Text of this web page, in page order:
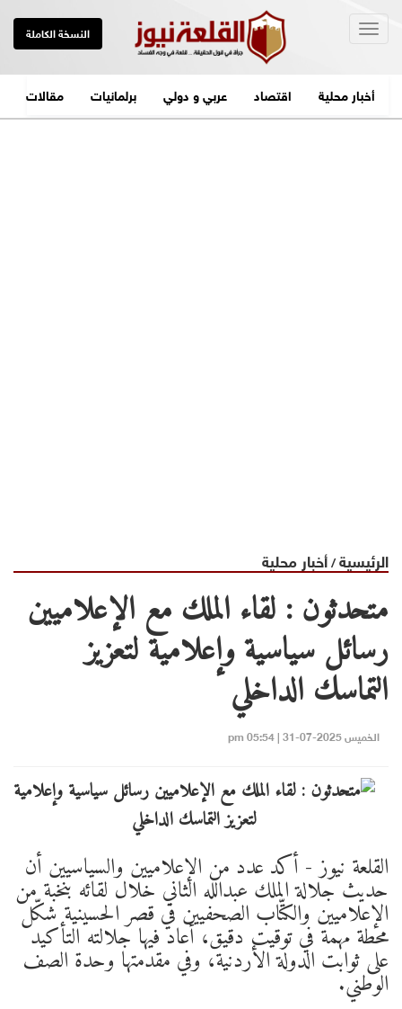
النسخة الكاملة
أخبار محلية اقتصاد عربي و دولي برلمانيات مقالات
الرئيسية/أخبار محلية
متحدثون : لقاء الملك مع الإعلاميين
رسائل سياسية وإعلامية لتعزيز
التماسك الداخلي
الخميس 2025-07-31 | 05:54 pm
القلعة نيوز - أكد عدد من الإعلاميين والسياسيين أن
حديث جلالة الملك عبدالله الثاني خلال لقائه بنخبة من
الإعلاميين والكتّاب الصحفيين في قصر الحسينية شكّل
محطة مهمة في توقيت دقيق، أعاد فيها جلالته التأكيد
على ثوابت الدولة الأردنية، وفي مقدمتها وحدة الصف
الوطني.